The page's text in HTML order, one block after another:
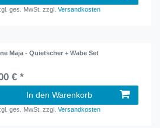
ges. MwSt. zzgl.Versandkosten
Maja - Quietscher + Wabe Set
€ *
In den Warenkorb
ges. MwSt. zzgl.Versandkosten